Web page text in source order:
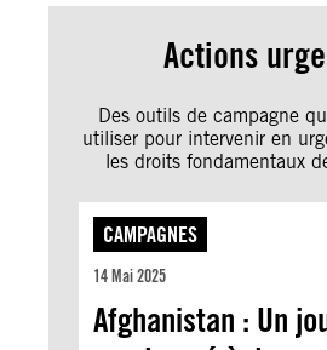
Actions
Des outils de campagne
utiliser pour intervenir en
les droits fondamentaux
CAMPAGNES
14 Mai 2025
Afghanistan : Un